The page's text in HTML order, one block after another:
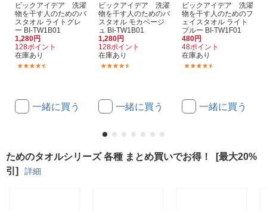
ビックアイデア 洗濯
物を干す人のためのバ
スタオル ライトグレ
ー BI-TW1B01
1,280円
128ポイント
在庫あり
一緒に買う
ビックアイデア 洗濯
物を干す人のためのバ
スタオル モカベージ
ュ BI-TW1B01
1,280円
128ポイント
在庫あり
一緒に買う
ビックアイデア 洗濯
物を干す人のためのフ
ェイスタオル ライト
ブルー BI-TW1F01
480円
48ポイント
在庫あり
一緒に買う
ためのタオルシリーズ 各種 まとめ買いでお得！
[最大20%
引]
詳細